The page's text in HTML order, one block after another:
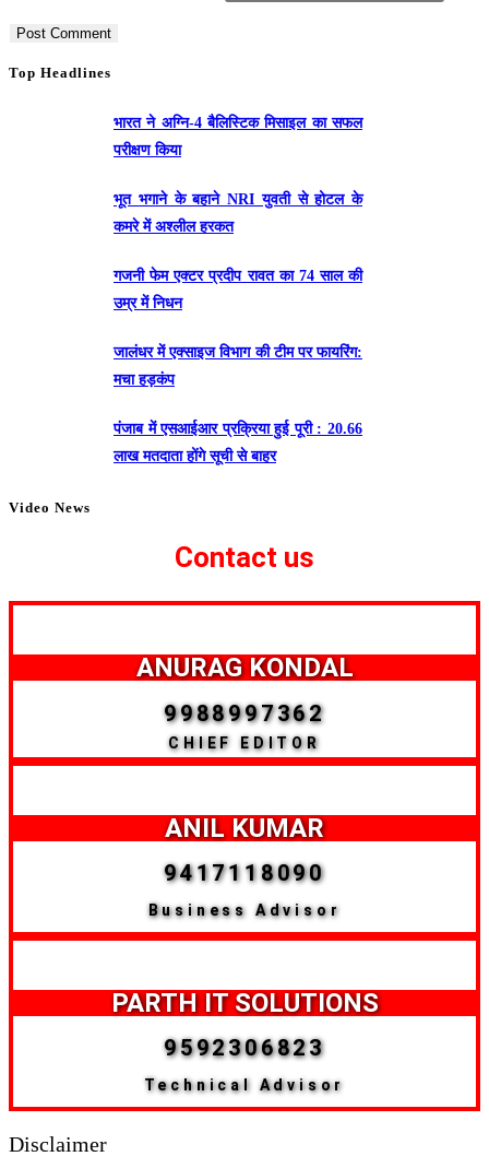
Top Headlines
भारत ने अग्नि-4 बैलिस्टिक मिसाइल का सफल
परीक्षण किया
भूत भगाने के बहाने NRI युवती से होटल के
कमरे में अश्लील हरकत
गजनी फेम एक्टर प्रदीप रावत का 74 साल की
उम्र में निधन
जालंधर में एक्साइज विभाग की टीम पर फायरिंग:
मचा हड़कंप
पंजाब में एसआईआर प्रक्रिया हुई पूरी : 20.66
लाख मतदाता होंगे सूची से बाहर
Video News
Contact us
ANURAG KONDAL
9988997362
CHIEF EDITOR
ANIL KUMAR
9417118090
Business Advisor
PARTH IT SOLUTIONS
9592306823
Technical Advisor
Disclaimer